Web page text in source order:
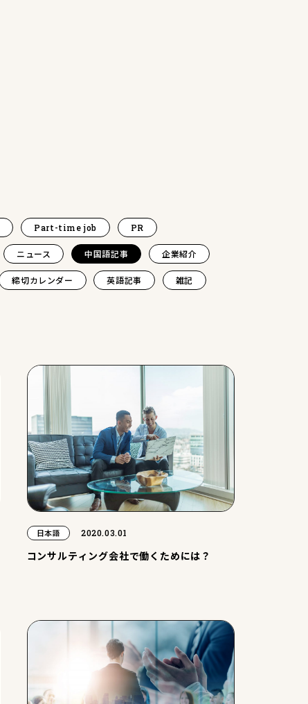
Part-time job PR
ニュース 中国語記事 企業紹介
締切カレンダー 英語記事 雑記
日本語 2020.03.01
コンサルティング会社で働くためには？